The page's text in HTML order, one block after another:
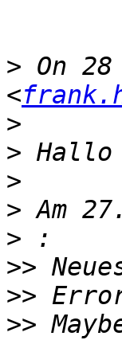
> On
<
>
>
>
>
>
>>
>>
>>